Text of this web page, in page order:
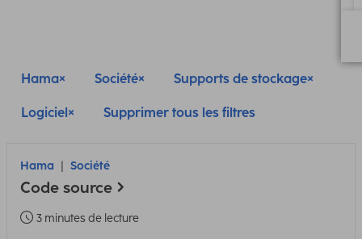
Hama Société Supports de stockage
Logiciel Supprimer tous les filtres
Hama Société
Code source
3 minutes de lecture